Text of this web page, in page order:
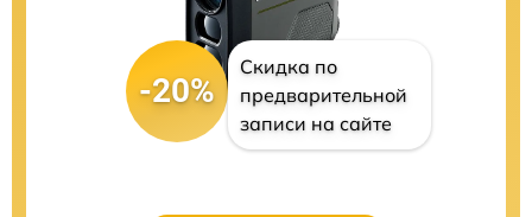
-20%
Скидка по
предварительной
записи на сайте